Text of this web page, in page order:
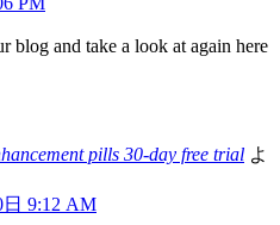
blog and take a look at again here
pills 30-day free trial よ
日 9:12 AM